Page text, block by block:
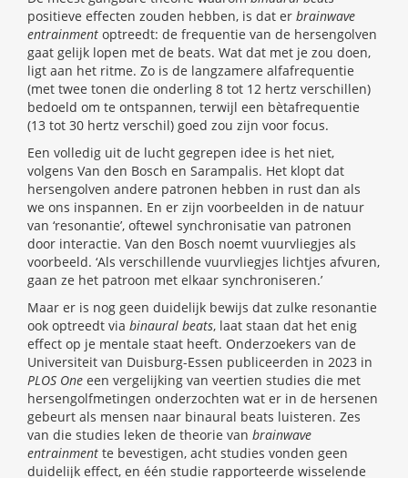
positieve effecten zouden hebben, is dat er brainwave
entrainment optreedt: de frequentie van de hersengolven
gaat gelijk lopen met de beats. Wat dat met je zou doen,
ligt aan het ritme. Zo is de langzamere alfafrequentie
(met twee tonen die onderling 8 tot 12 hertz verschillen)
bedoeld om te ontspannen, terwijl een bètafrequentie
(13 tot 30 hertz verschil) goed zou zijn voor focus.
Een volledig uit de lucht gegrepen idee is het niet,
volgens Van den Bosch en Sarampalis. Het klopt dat
hersengolven andere patronen hebben in rust dan als
we ons inspannen. En er zijn voorbeelden in de natuur
van ‘resonantie’, oftewel synchronisatie van patronen
door interactie. Van den Bosch noemt vuurvliegjes als
voorbeeld. ‘Als verschillende vuurvliegjes lichtjes afvuren,
gaan ze het patroon met elkaar synchroniseren.’
Maar er is nog geen duidelijk bewijs dat zulke resonantie
ook optreedt via binaural beats, laat staan dat het enig
effect op je mentale staat heeft. Onderzoekers van de
Universiteit van Duisburg-Essen publiceerden in 2023 in
PLOS One een vergelijking van veertien studies die met
hersengolfmetingen onderzochten wat er in de hersenen
gebeurt als mensen naar binaural beats luisteren. Zes
van die studies leken de theorie van brainwave
entrainment te bevestigen, acht studies vonden geen
duidelijk effect, en één studie rapporteerde wisselende